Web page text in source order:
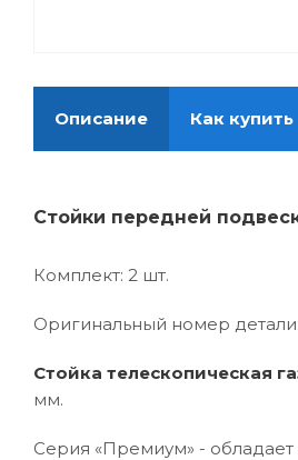
Описание Как купить
Стойки передней
Комплект: 2 шт.
Оригинальный номер
Стойка телескопическая
мм.
Серия «Премиум» -